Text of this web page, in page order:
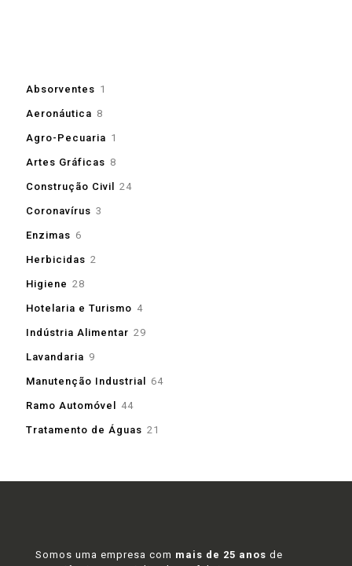
Absorventes 1
Aeronáutica 8
Agro-Pecuaria 1
Artes Gráficas 8
Construção Civil
2424
Coronavírus 3
Enzimas 6
Herbicidas 2
Higiene 28
Hotelaria e Turismo 44
Indústria Alimentar 29
Lavandaria 9
Manutenção Industrial
6464
Ramo Automóvel
4444
Tratamento de Águas 21
Somos uma empresa com mais de 25 anos de